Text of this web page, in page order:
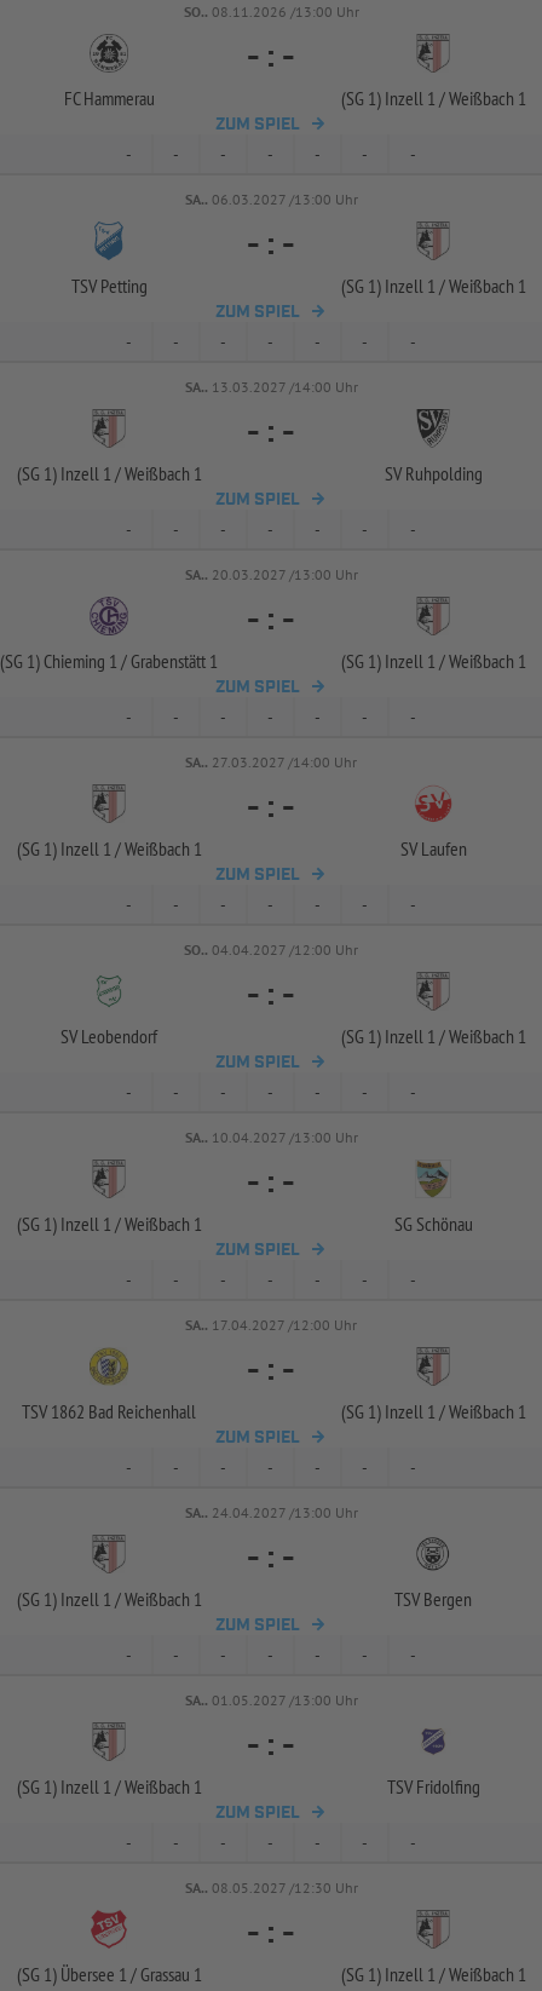
SO.. 08.11.2026 /13:00 Uhr
FC Hammerau
- : -
(SG 1) Inzell 1 /Weißbach 1
ZUM SPIEL
- - - - - - -
SA.. 06.03.2027 /13:00 Uhr
TSV Petting
- : -
(SG 1) Inzell 1 /Weißbach 1
ZUM SPIEL
- - - - - - -
SA.. 13.03.2027 /14:00 Uhr
(SG 1) Inzell 1 /Weißbach 1
- : -
SV Ruhpolding
ZUM SPIEL
- - - - - - -
SA.. 20.03.2027 /13:00 Uhr
(SG 1) Chieming 1 / Grabenstätt 1
- : -
(SG 1) Inzell 1 /Weißbach 1
ZUM SPIEL
- - - - - - -
SA.. 27.03.2027 /14:00 Uhr
(SG 1) Inzell 1 /Weißbach 1
- : -
SV Laufen
ZUM SPIEL
- - - - - - -
SO.. 04.04.2027 /12:00 Uhr
SV Leobendorf
- : -
(SG 1) Inzell 1 /Weißbach 1
ZUM SPIEL
- - - - - - -
SA.. 10.04.2027 /13:00 Uhr
(SG 1) Inzell 1 /Weißbach 1
- : -
SG Schönau
ZUM SPIEL
- - - - - - -
SA.. 17.04.2027 /12:00 Uhr
TSV 1862 Bad Reichenhall
- : -
(SG 1) Inzell 1 /Weißbach 1
ZUM SPIEL
- - - - - - -
SA.. 24.04.2027 /13:00 Uhr
(SG 1) Inzell 1 /Weißbach 1
- : -
TSV Bergen
ZUM SPIEL
- - - - - - -
SA.. 01.05.2027 /13:00 Uhr
(SG 1) Inzell 1 /Weißbach 1
- : -
TSV Fridolfing
ZUM SPIEL
- - - - - - -
SA.. 08.05.2027 /12:30 Uhr
(SG 1) Übersee 1 /Grassau 1
- : -
(SG 1) Inzell 1 /Weißbach 1